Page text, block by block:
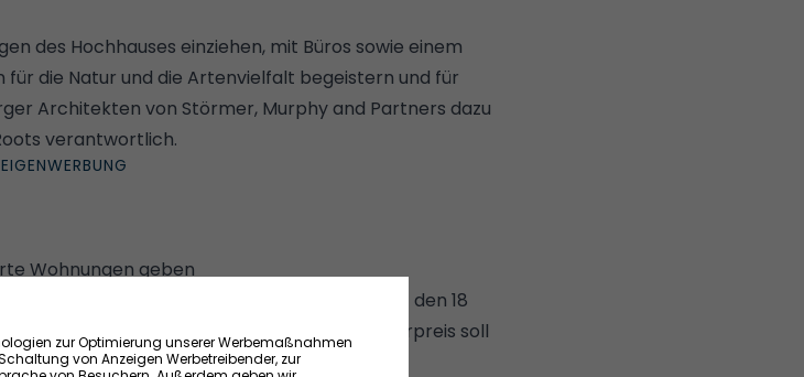
des Hochhauses einziehen, mit Büros sowie einem
für die Natur und die Artenvielfalt begeistern und für
Architekten von Störmer, Murphy and Partners dazu
verantwortlich.
Wohnungen geben
wird in das Roots ziehen. Insgesamt seien auf den 18
es von Bauherr Garbe. Der Quadratmeterpreis soll